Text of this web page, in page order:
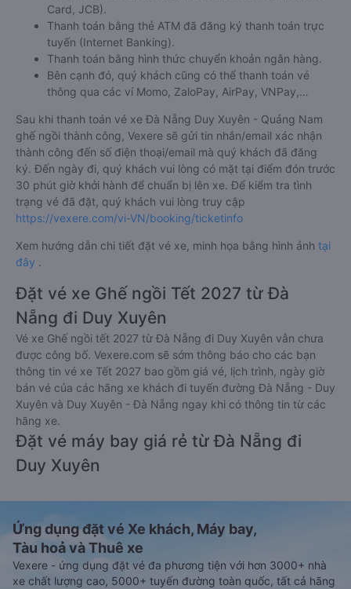
Card, JCB).
Thanh toán bằng thẻ ATM đã đăng ký thanh toán trực
tuyến (Internet Banking).
Thanh toán bằng hình thức chuyển khoản ngân hàng.
Bên cạnh đó, quý khách cũng có thể thanh toán vé
thông qua các ví Momo, ZaloPay, AirPay, VNPay,…
Sau khi thanh toán vé xe Đà Nẵng Duy Xuyên - Quảng Nam
ghế ngồi thành công, Vexere sẽ gửi tin nhắn/email xác nhận
thành công đến số điện thoại/email mà quý khách đã đăng
ký. Đến ngày đi, quý khách vui lòng có mặt tại điểm đón trước
30 phút giờ khởi hành để chuẩn bị lên xe. Để kiểm tra tình
trạng vé đã đặt, quý khách vui lòng truy cập
https://vexere.com/vi-VN/booking/ticketinfo
Xem hướng dẫn chi tiết đặt vé xe, minh họa bằng hình ảnh tại
đây .
Đặt vé xe Ghế ngồi Tết 2027 từ Đà
Nẵng đi Duy Xuyên
Vé xe Ghế ngồi tết 2027 từ Đà Nẵng đi Duy Xuyên vẫn chưa
được công bố. Vexere.com sẽ sớm thông báo cho các bạn
thông tin vé xe Tết 2027 bao gồm giá vé, lịch trình, ngày giờ
bán vé của các hãng xe khách đi tuyến đường Đà Nẵng - Duy
Xuyên và Duy Xuyên - Đà Nẵng ngay khi có thông tin từ các
hãng xe.
Đặt vé máy bay giá rẻ từ Đà Nẵng đi
Duy Xuyên
Ứng dụng đặt vé Xe khách, Máy bay,
Tàu hoả và Thuê xe
Vexere - ứng dụng đặt vé đa phương tiện với hơn 3000+ nhà
xe chất lượng cao, 5000+ tuyến đường toàn quốc, tất cả hãng